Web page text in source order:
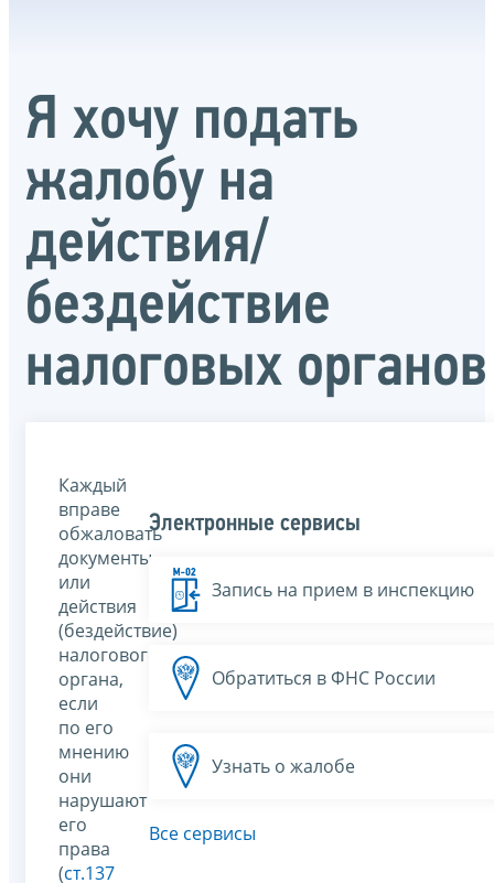
Я хочу подать
жалобу на
действия/
бездействие
налоговых органов
Каждый
вправе
обжаловать
документы
или
действия
(бездействие)
налогового
органа,
если
по его
мнению
они
нарушают
его
права
(ст.137
Электронные сервисы
Запись на прием в инспекцию
Обратиться в ФНС России
Узнать о жалобе
Все сервисы